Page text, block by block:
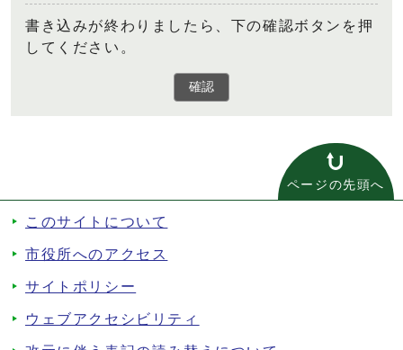
書き込みが終わりましたら、下の確認ボタンを押
してください。
確認
ページの先頭へ
このサイトについて
市役所へのアクセス
サイトポリシー
ウェブアクセシビリティ